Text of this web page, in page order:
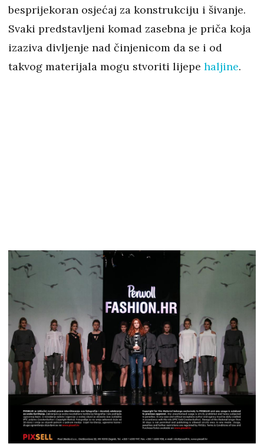
besprijekoran osjećaj za konstrukciju i šivanje.
Svaki predstavljeni komad zasebna je priča koja
izaziva divljenje nad činjenicom da se i od
takvog materijala mogu stvoriti lijepe haljine.